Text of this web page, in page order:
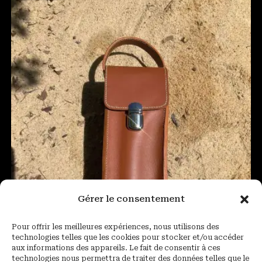
Gérer le consentement
Pour offrir les meilleures expériences, nous utilisons des
technologies telles que les cookies pour stocker et/ou accéder
aux informations des appareils. Le fait de consentir à ces
technologies nous permettra de traiter des données telles que le